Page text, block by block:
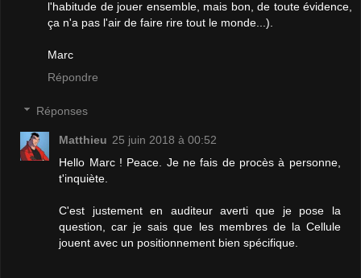
l'habitude de jouer ensemble, mais bon, de toute évidence,
ça n'a pas l'air de faire rire tout le monde...).
Marc
Répondre
Réponses
Matthieu 25 juin 2018 à 00:52
Hello Marc ! Peace. Je ne fais de procès à personne,
t'inquiète.
C'est justement en auditeur averti que je pose la
question, car je sais que les membres de la Cellule
jouent avec un positionnement bien spécifique.